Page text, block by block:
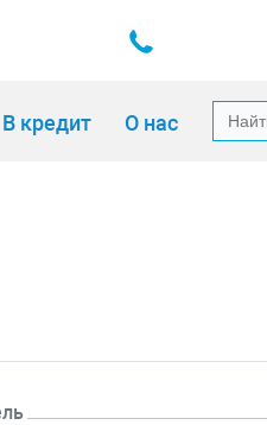
В кредит О нас